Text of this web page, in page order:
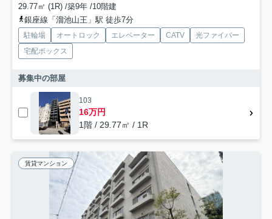
29.77㎡ (1R) /築9年 /10階建
銀座線「溜池山王」駅 徒歩7分
駐輪場 オートロック エレベーター CATV
光ファイバー
宅配ボックス
募集中の部屋
103
16万円
1階 / 29.77㎡ / 1R
賃貸マンション